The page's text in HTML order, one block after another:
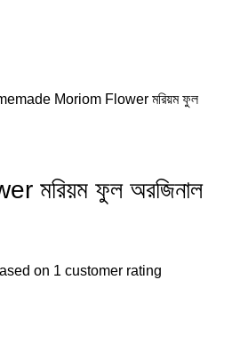
Moriom Flower মরিয়ম ফুল
মরিয়ম ফুল অরজিনাল
on 1 customer rating